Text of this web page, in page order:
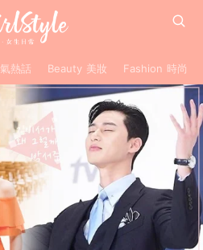
熱話 Beauty 美妝 Fashion 時尚